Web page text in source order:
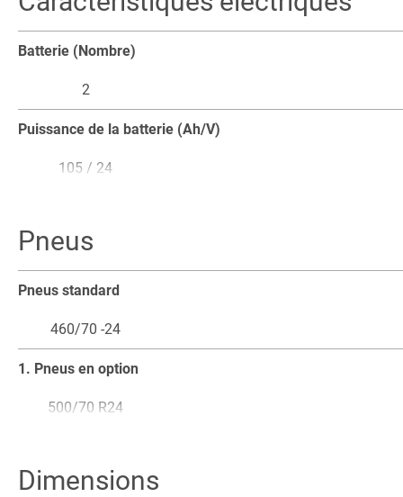
Batterie (Nombre)
2
Puissance de la batterie (Ah/V)
105 / 24
Pneus
Pneus standard
460/70 -24
1. Pneus en option
500/70 R24
600/55 -26.5
Dimensions